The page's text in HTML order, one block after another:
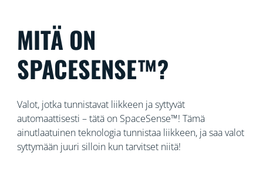
MITÄ ON
SPACESENSE™?
Valot, jotka tunnistavat liikkeen ja syttyvät
automaattisesti – tätä on SpaceSense™! Tämä
ainutlaatuinen teknologia tunnistaa liikkeen, ja saa valot
syttymään juuri silloin kun tarvitset niitä!